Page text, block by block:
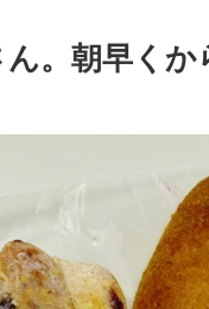
。朝早く